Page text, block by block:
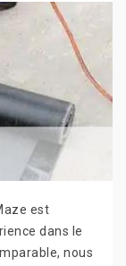
est
dans le
nous